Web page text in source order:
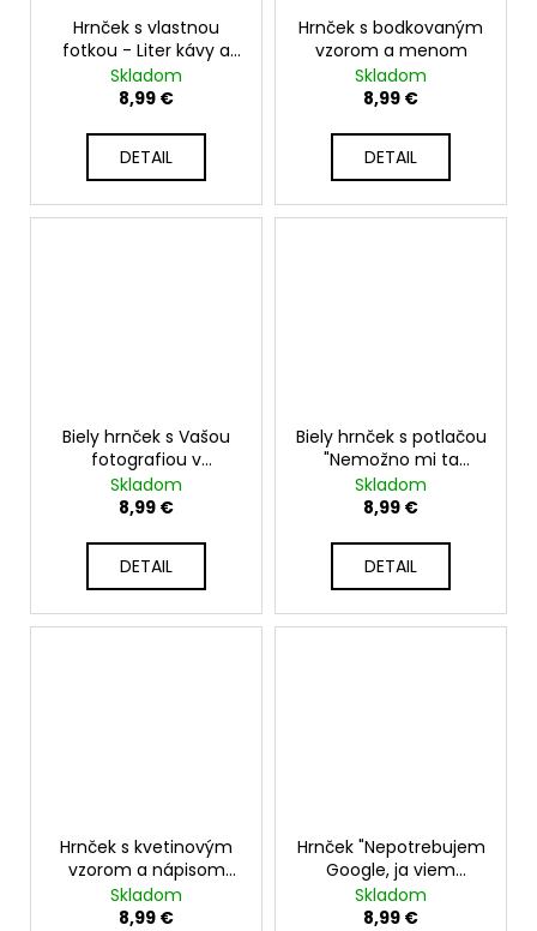
Hrnček s vlastnou
fotkou - Liter kávy a
mačka - 330ml
Skladom
8,99 €
DETAIL
Hrnček s bodkovaným
vzorom a menom
Skladom
8,99 €
DETAIL
Biely hrnček s Vašou
fotografiou v
srdiečkovom rámčeku
- ideálny ako darček
Skladom
8,99 €
DETAIL
Biely hrnček s potlačou
"Nemožno mi ta
neľúbiť" - 330ml
Skladom
8,99 €
DETAIL
Hrnček s kvetinovým
vzorom a nápisom
"Ľúbim ťa"
Skladom
8,99 €
Hrnček "Nepotrebujem
Google, ja viem
všetko"
Skladom
8,99 €